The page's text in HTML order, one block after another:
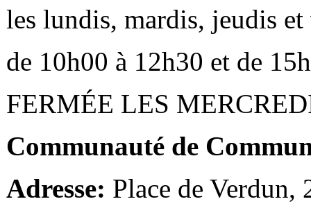
les lundis, mardis, jeudis et
de 10h00 à 12h30 et de
FERMÉE LES
Communauté de
Adresse: Place de Verdun,